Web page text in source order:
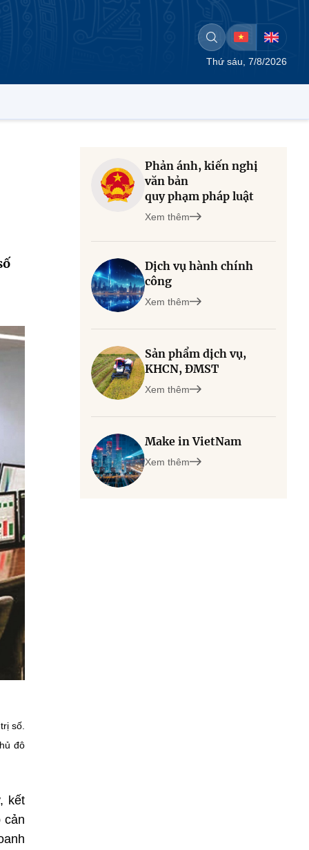
Thứ sáu, 7/8/2026
số.
đô
kết
cản
Phản ánh, kiến nghị
văn bản
quy phạm pháp luật
Xem thêm
Dịch vụ hành chính
công
Xem thêm
Sản phẩm dịch vụ,
KHCN, ĐMST
Xem thêm
Make in VietNam
Xem thêm